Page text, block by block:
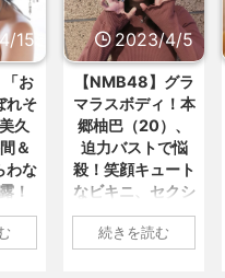
め NEW! (8/7 02:57)
『女の子、ブラジャ
る････』⇒... / おま
NEW! (8/7 02:53)
護女「これが私の
。これのどこが... /
め NEW! (8/7 02:53)
新生】米問屋をど
建てるのかわか... /
の2.5億円に批判
5chまとめ
03:47)
【衝撃
共感性羞恥
MAP(総合)
【注目】
品の消費減税
5chまとめ
03:31)
【芸能】
5chまとめ
03:25)
2023/4/5
】グラ
ディ！本
（20）、
ストで悩
キュート
、セクシ
、ランジ
姿披露
を読む
2022/6/
【グラビア】南
ゆか：異例続
高校1年生 「ヤ
ンマガ」表紙
グラビア界が
た！！
1: 名無しさん
2022/06/20(月)
続きを読む